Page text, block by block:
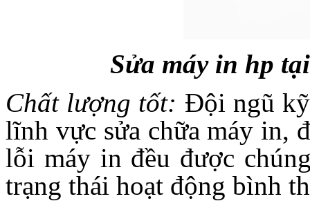
Sửa máy in hp
Chất lượng tốt: Đội ngũ
lĩnh vực sửa chữa máy in,
lỗi máy in đều được
trạng thái hoạt động bình